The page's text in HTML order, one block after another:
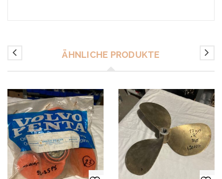
ÄHNLICHE PRODUKTE